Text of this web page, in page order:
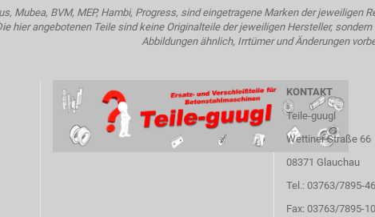
Mubea, BVM, MEP, Hambi, Progress, sind eingetragene Marken der
hier angebotenen Teile sind keine Originalteile der jeweiligen Hersteller,
Abbildungen ähnlich, Irrtümer und Änderungen
KONTAKT
Teile-guugl
Wettiner Straße 66
08371 Glauchau
Tel.: 03763/7895-46
Fax: 03763/7895-10